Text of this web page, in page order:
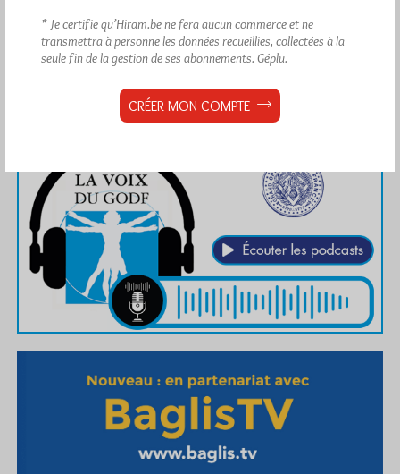
* Je certifie qu’Hiram.be ne fera aucun commerce et ne
transmettra à personne les données recueillies, collectées à la
seule fin de la gestion de ses abonnements. Géplu.
CRÉER MON COMPTE